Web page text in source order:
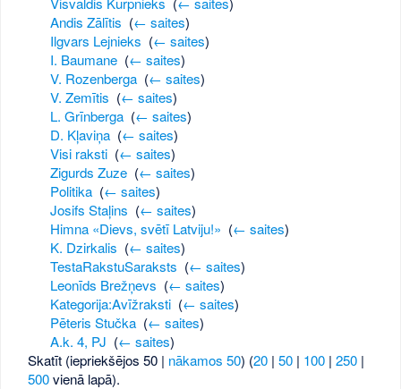
Andis Zālītis (← saites)
Ilgvars Lejnieks (← saites)
I. Baumane‎ (← saites)
V. Rozenberga‎ (← saites)
V. Zemītis (← saites)
L. Grīnberga‎ (← saites)
D. Kļaviņa‎ (← saites)
Visi raksti‎ (← saites)
Zigurds Zuze‎ (← saites)
Politika‎ (← saites)
Josifs Staļins (← saites)
Himna «Dievs, svētī Latviju!» (← saites)
K. Dzirkalis (← saites)
TestaRakstuSaraksts (← saites)
Leonīds Brežņevs (← saites)
Kategorija:Avīžraksti‎ (← saites)
Pēteris Stučka‎ (← saites)
A.k. 4, PJ (← saites)
Skatīt (iepriekšējos 50 | nākamos 50) (20 |50 | 100 |250 |
500vienā lapā).